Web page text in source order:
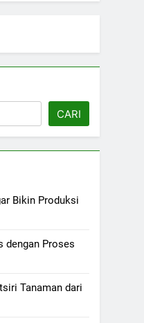
CARI
Bikin Produksi
dengan Proses
Tanaman dari